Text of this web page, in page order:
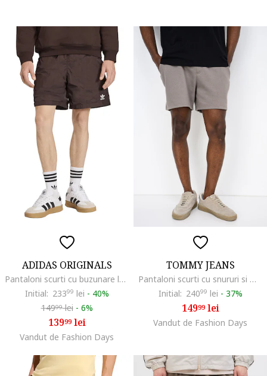
ADIDAS ORIGINALS
Pantaloni scurti cu buzunare laterale Trefoil Essentials, Maro inchis
Initial: 23399 lei - 40%
14999lei - 6%
13999lei
Vandut de Fashion Days
TOMMY JEANS
Pantaloni scurti cu snururi si model uni, Maro taupe deschis
Initial: 24099 lei - 37%
14999lei
Vandut de Fashion Days